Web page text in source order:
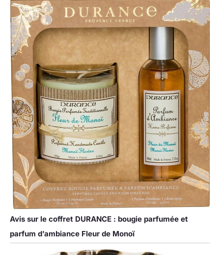
Avis sur le coffret DURANCE : bougie parfumée et
parfum d’ambiance Fleur de Monoï